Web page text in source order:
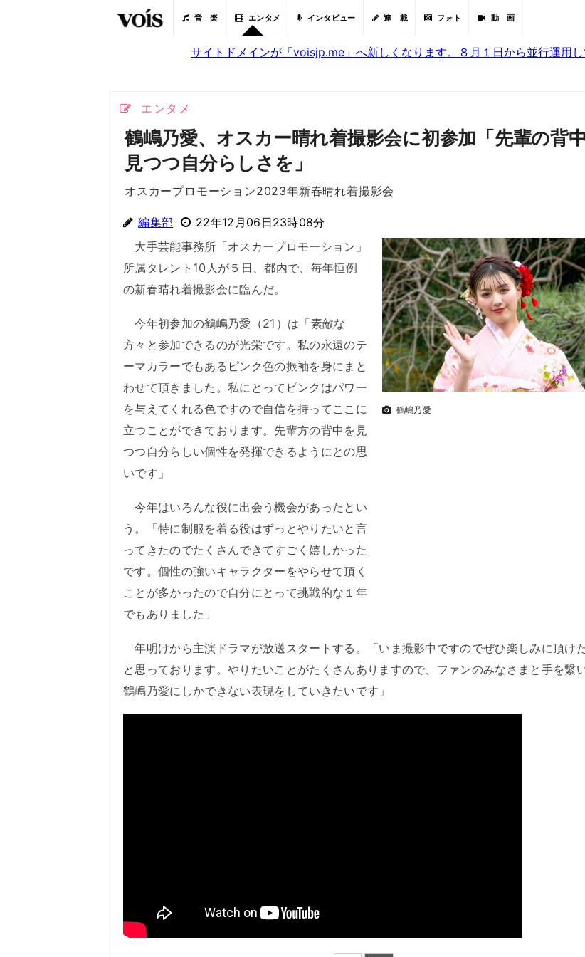
音 楽 エンタメ インタビュー 連 載 フォト 動 画
サイトドメインが「voisjp.me」へ新しくなります。８月１日から並行運用し
エンタメ
鶴嶋乃愛、オスカー晴れ着撮影会に初参加「先輩の背中
見つつ自分らしさを」
オスカープロモーション2023年新春晴れ着撮影会
編集部 22年12月06日23時08分
鶴嶋乃愛
大手芸能事務所「オスカープロモーション」
所属タレント10人が５日、都内で、毎年恒例
の新春晴れ着撮影会に臨んだ。
今年初参加の鶴嶋乃愛（21）は「素敵な
方々と参加できるのが光栄です。私の永遠のテ
ーマカラーでもあるピンク色の振袖を身にまと
わせて頂きました。私にとってピンクはパワー
を与えてくれる色ですので自信を持ってここに
立つことができております。先輩方の背中を見
つつ自分らしい個性を発揮できるようにとの思
いです」
今年はいろんな役に出会う機会があったとい
う。「特に制服を着る役はずっとやりたいと言
ってきたのでたくさんできてすごく嬉しかった
です。個性の強いキャラクターをやらせて頂く
ことが多かったので自分にとって挑戦的な１年
でもありました」
年明けから主演ドラマが放送スタートする。「いま撮影中ですのでぜひ楽しみに頂け
と思っております。やりたいことがたくさんありますので、ファンのみなさまと手を繋
鶴嶋乃愛にしかできない表現をしていきたいです」